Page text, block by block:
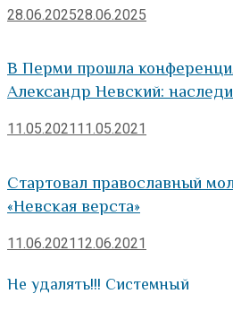
28.06.202528.06.2025
В Перми прошла
Александр Невский:
11.05.2021 11.05.2021
Стартовал православный
«Невская верста»
11.06.2021 12.06.2021
Не удалять!!! Системный